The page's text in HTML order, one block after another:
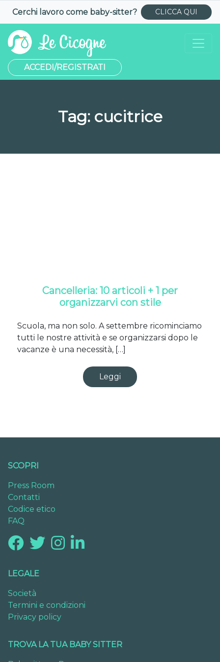
Cerchi lavoro come baby-sitter? CLICCA QUI
ACCEDI/REGISTRATI
Tag: cucitrice
Cancelleria: 10 articoli + 1 per
organizzarvi con stile
Scuola, ma non solo. A settembre ricominciamo
tutti le nostre attività e se organizzarsi dopo le
vacanze è una necessità, […]
Leggi
SCOPRI
Press Room
Contatti
Codice etico
FAQ
LEGALE
Società
Termini e condizioni
Privacy policy
TROVA LA TUA BABY SITTER